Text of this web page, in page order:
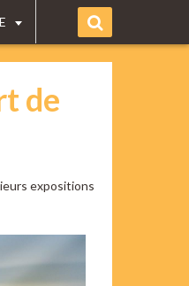
de
expositions